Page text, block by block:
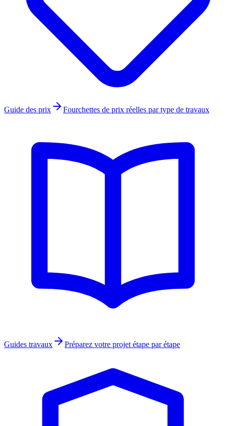
Guide des prix Fourchettes de prix réelles par type de travaux
Guides travaux Préparez votre projet étape par étape